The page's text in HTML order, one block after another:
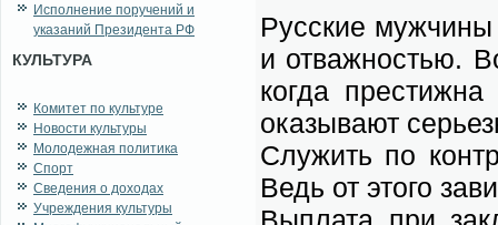
Исполнение поручений и
указаний Президента РФ
КУЛЬТУРА
Комитет по культуре
Новости культуры
Молодежная политика
Спорт
Сведения о доходах
Учреждения культуры
Рус­ские муж­чи­ны
и от­важ­но­стью.
ко­гда
ока­зы­ва­ют
Слу­жить по
Ведь от это­го